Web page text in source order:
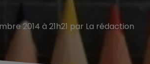
2014 à 21h21 par La rédaction